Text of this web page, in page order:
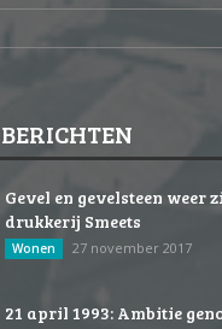
Gevel en gevelsteen weer
drukkerij Smeets
Wonen 27 november 2017
21 april 1993: Ambitie